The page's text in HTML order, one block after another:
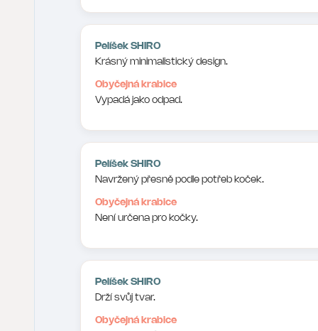
Pelíšek SHIRO
Krásný minimalistický design.
Obyčejná krabice
Vypadá jako odpad.
Pelíšek SHIRO
Navržený přesně podle potřeb koček.
Obyčejná krabice
Není určena pro kočky.
Pelíšek SHIRO
Drží svůj tvar.
Obyčejná krabice